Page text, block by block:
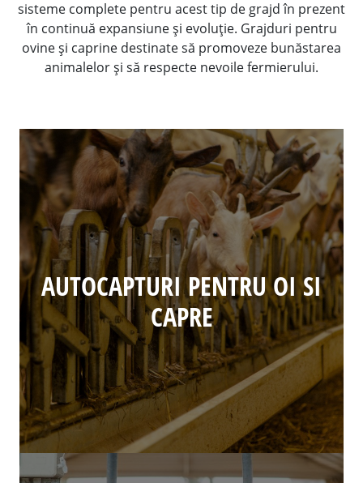
sisteme complete pentru acest tip de grajd în prezent
în continuă expansiune și evoluție. Grajduri pentru
ovine și caprine destinate să promoveze bunăstarea
animalelor și să respecte nevoile fermierului.
AUTOCAPTURI PENTRU OI SI
CAPRE